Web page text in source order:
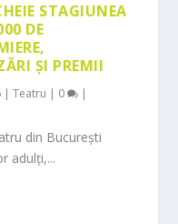
STAGIUNEA
DE
ȘI PREMII
|Teatru | 0 |
din București
adulți,...